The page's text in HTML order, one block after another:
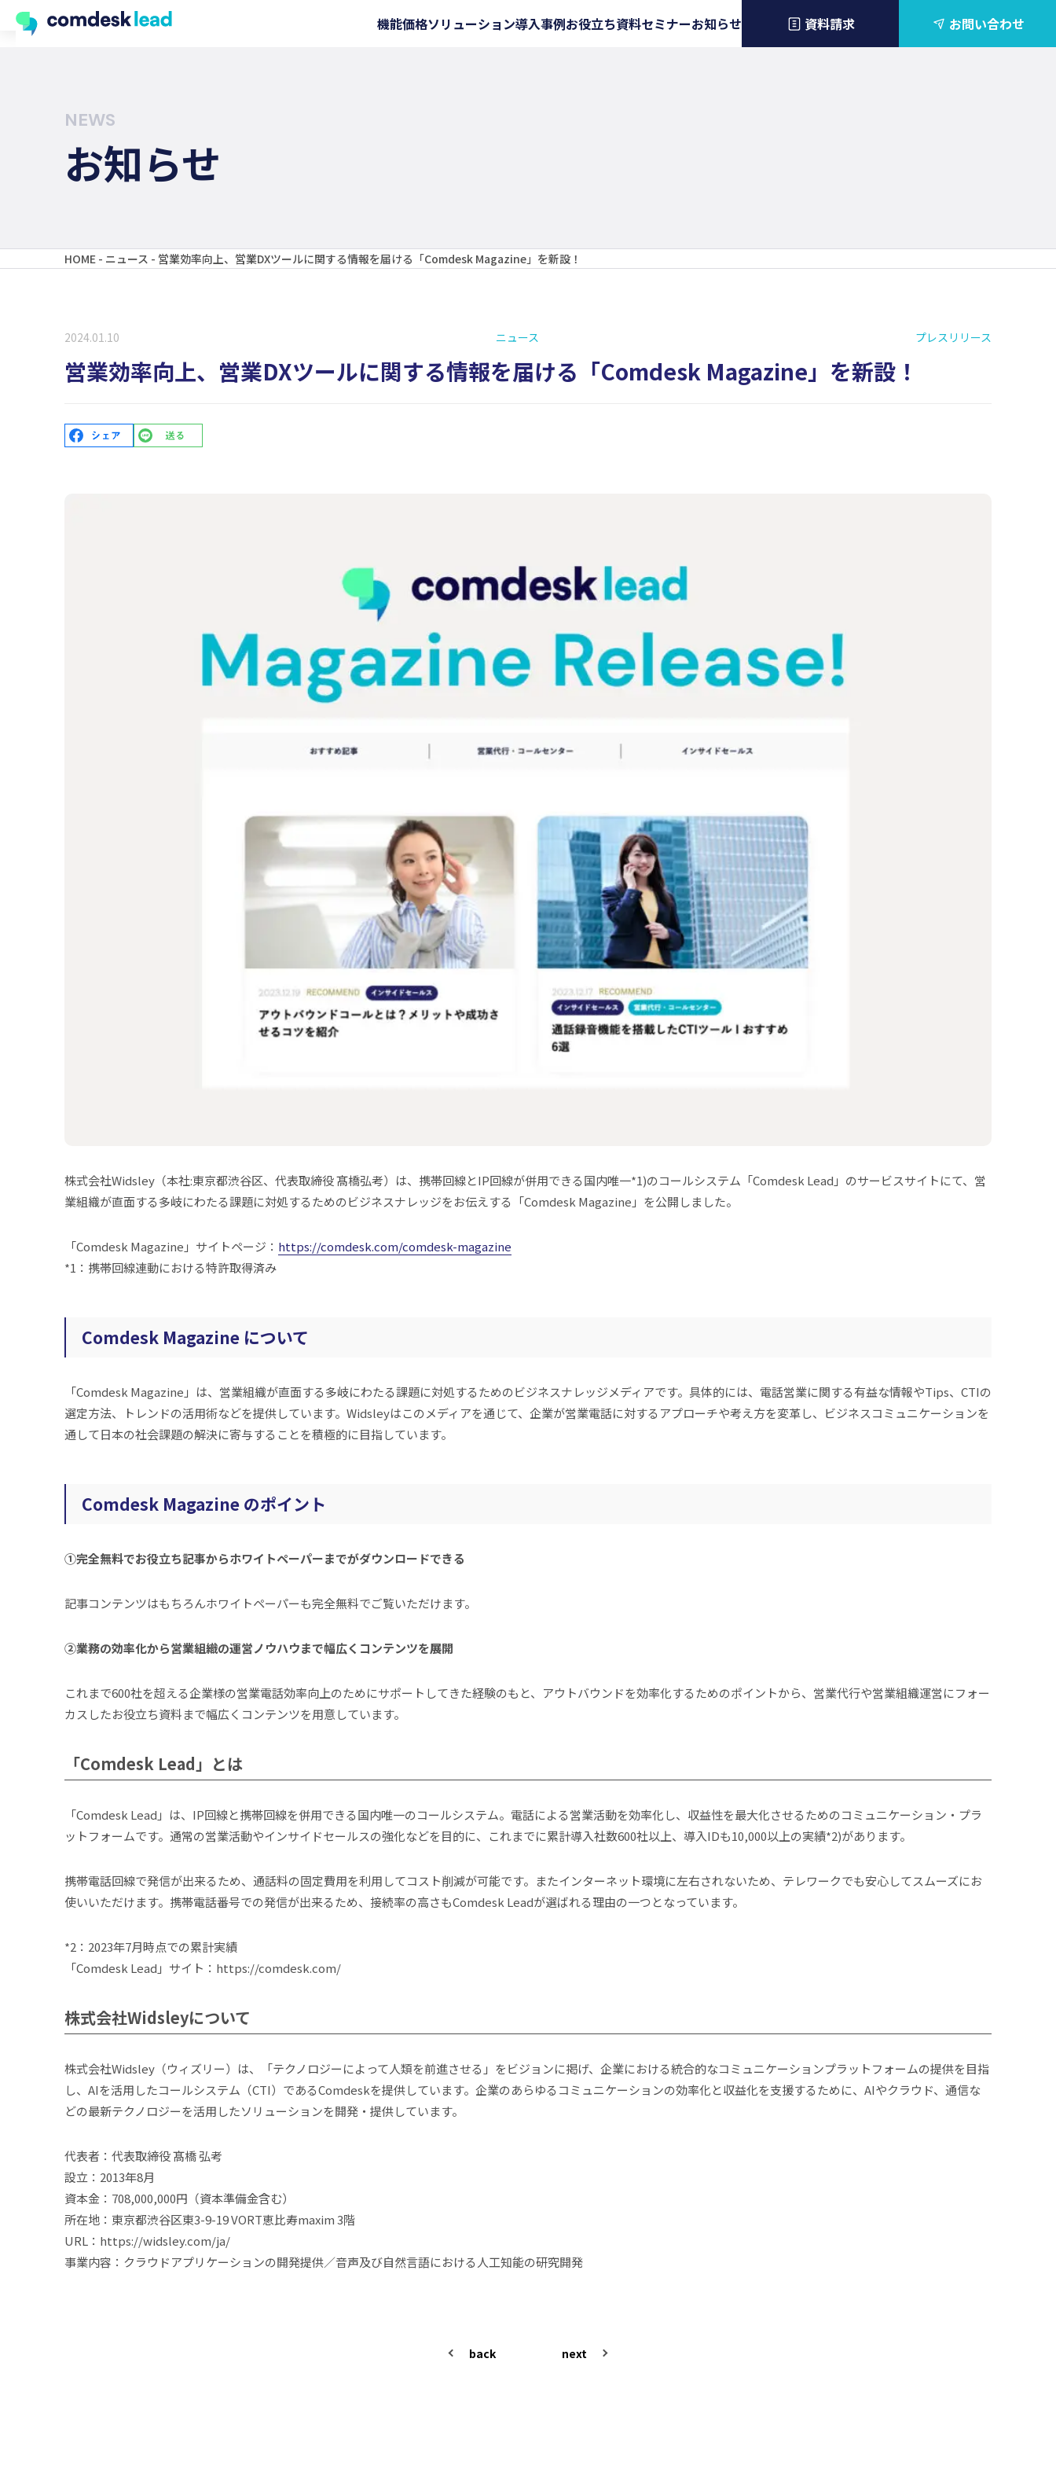
機能価格ソリューション導入事例お役立ち資料セミナーお知らせ 資料請求 お問い合わせ
NEWS
お知らせ
HOME - ニュース - 営業効率向上、営業DXツールに関する情報を届ける「Comdesk Magazine」を新設！
2024.01.10 ニュース プレスリリース
営業効率向上、営業DXツールに関する情報を届ける「Comdesk Magazine」を新設！
株式会社Widsley（本社:東京都渋谷区、代表取締役 髙橋弘考）は、携帯回線とIP回線が併用できる国内唯一*1)のコールシステム「Comdesk Lead」のサービスサイトにて、営
業組織が直面する多岐にわたる課題に対処するためのビジネスナレッジをお伝えする「Comdesk Magazine」を公開しました。
「Comdesk Magazine」サイトページ： https://comdesk.com/comdesk-magazine
*1：携帯回線連動における特許取得済み
Comdesk Magazine について
「Comdesk Magazine」は、営業組織が直面する多岐にわたる課題に対処するためのビジネスナレッジメディアです。具体的には、電話営業に関する有益な情報やTips、CTIの
選定方法、トレンドの活用術などを提供しています。Widsleyはこのメディアを通じて、企業が営業電話に対するアプローチや考え方を変革し、ビジネスコミュニケーションを
通して日本の社会課題の解決に寄与することを積極的に目指しています。
Comdesk Magazine のポイント
①完全無料でお役立ち記事からホワイトペーパーまでがダウンロードできる
記事コンテンツはもちろんホワイトペーパーも完全無料でご覧いただけます。
②業務の効率化から営業組織の運営ノウハウまで幅広くコンテンツを展開
これまで600社を超える企業様の営業電話効率向上のためにサポートしてきた経験のもと、アウトバウンドを効率化するためのポイントから、営業代行や営業組織運営にフォー
カスしたお役立ち資料まで幅広くコンテンツを用意しています。
「Comdesk Lead」とは
「Comdesk Lead」は、IP回線と携帯回線を併用できる国内唯一のコールシステム。電話による営業活動を効率化し、収益性を最⼤化させるためのコミュニケーション・プラ
ットフォームです。通常の営業活動やインサイドセールスの強化などを⽬的に、これまでに累計導入社数600社以上、導入IDも10,000以上の実績*2)があります。
携帯電話回線で発信が出来るため、通話料の固定費用を利用してコスト削減が可能です。またインターネット環境に左右されないため、テレワークでも安心してスムーズにお
使いいただけます。携帯電話番号での発信が出来るため、接続率の高さもComdesk Leadが選ばれる理由の一つとなっています。
*2：2023年7月時点での累計実績
「Comdesk Lead」サイト：https://comdesk.com/
株式会社Widsleyについて
株式会社Widsley（ウィズリー）は、「テクノロジーによって人類を前進させる」をビジョンに掲げ、企業における統合的なコミュニケーションプラットフォームの提供を目指
し、AIを活用したコールシステム（CTI）であるComdeskを提供しています。企業のあらゆるコミュニケーションの効率化と収益化を支援するために、AIやクラウド、通信な
どの最新テクノロジーを活用したソリューションを開発・提供しています。
代表者：代表取締役 髙橋 弘考
設立：2013年8月
資本金：708,000,000円（資本準備金含む）
所在地：東京都渋谷区東3-9-19 VORT恵比寿maxim 3階
URL：https://widsley.com/ja/
事業内容：クラウドアプリケーションの開発提供／音声及び自然言語における人工知能の研究開発
back next